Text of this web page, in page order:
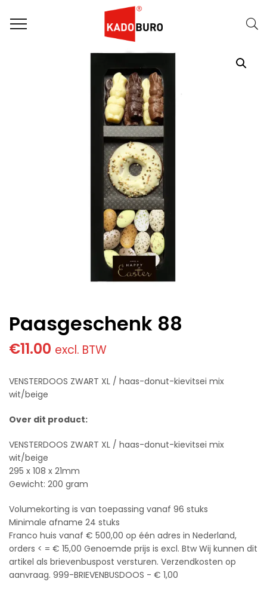
Home Paasgeschenken Paasgeschenk 88
Paasgeschenk 88
€11.00 excl. BTW
VENSTERDOOS ZWART XL / haas-donut-kievitsei mix
wit/beige
Over dit product:
VENSTERDOOS ZWART XL / haas-donut-kievitsei mix
wit/beige
295 x 108 x 21mm
Gewicht: 200 gram
Volumekorting is van toepassing vanaf 96 stuks
Minimale afname 24 stuks
Franco huis vanaf € 500,00 op één adres in Nederland,
orders < = € 15,00 Genoemde prijs is excl. Btw Wij kunnen dit
artikel als brievenbuspost versturen. Verzendkosten op
aanvraag. 999-BRIEVENBUSDOOS - € 1,00